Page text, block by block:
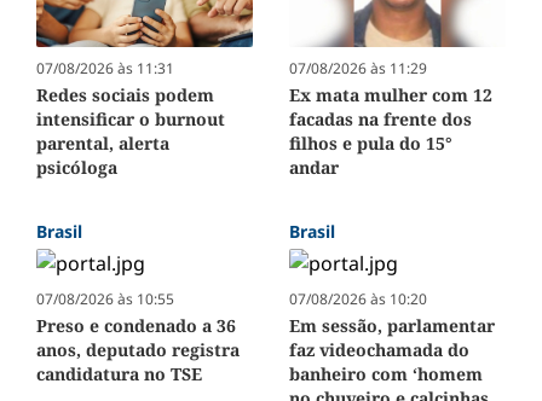
07/08/2026 às 11:31
Redes sociais podem
intensificar o burnout
parental, alerta
psicóloga
07/08/2026 às 11:29
Ex mata mulher com 12
facadas na frente dos
filhos e pula do 15°
andar
Brasil
07/08/2026 às 10:55
Preso e condenado a 36
anos, deputado registra
candidatura no TSE
Brasil
07/08/2026 às 10:20
Em sessão, parlamentar
faz videochamada do
banheiro com ‘homem